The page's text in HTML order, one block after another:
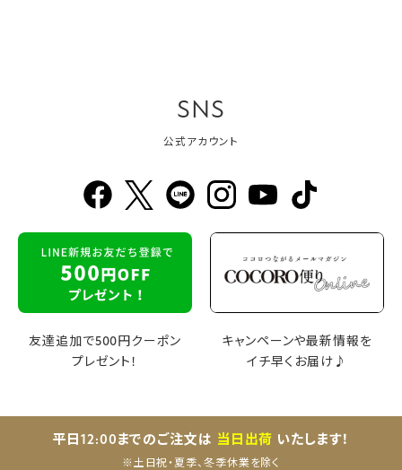
SNS
公式アカウント
友達追加で500円クーポン
プレゼント！
キャンペーンや最新情報を
イチ早くお届け♪
平日12:00までのご注文は 当日出荷 いたします！
※土日祝・夏季、冬季休業を除く